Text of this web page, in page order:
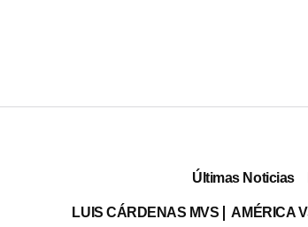
Últimas Noticias
LUIS CÁRDENAS MVS AMÉRICA